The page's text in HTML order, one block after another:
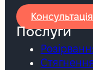
Консультація
Послуги